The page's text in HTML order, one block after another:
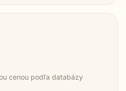
cenou podľa databázy